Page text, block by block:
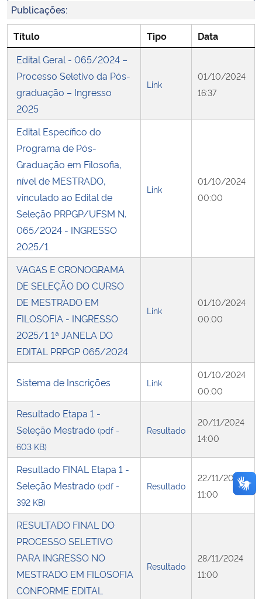
Ministério do Turismo
Ministério do Desenvolvimento Regional
Controladoria-Geral da União
Ministério da Mulher, da Família e dos Direitos Humanos
Secretaria de Governo
Gabinete de Segurança Institucional
Advocacia-Geral da União
Banco Central do Brasil
Planalto
Publicações:
Título Tipo
Data
Edital Geral - 065/2024 –
Processo Seletivo da Pós-
graduação – Ingresso
2025
Link
01/10/2024
16:37
Edital Específico do
Programa de Pós-
Graduação em Filosofia,
nível de MESTRADO,
vinculado ao Edital de
Seleção PRPGP/UFSM N.
065/2024 - INGRESSO
2025/1
Link
01/10/2024
00:00
VAGAS E CRONOGRAMA
DE SELEÇÃO DO CURSO
DE MESTRADO EM
FILOSOFIA - INGRESSO
2025/1 1ª JANELA DO
EDITAL PRPGP 065/2024
Link
01/10/2024
00:00
Sistema de Inscrições Link
01/10/2024
00:00
Resultado Etapa 1 -
Seleção Mestrado (pdf -
603 KB)
Resultado
20/11/2024
14:00
Resultado FINAL Etapa 1 -
Seleção Mestrado (pdf -
392 KB)
Resultado
22/11/2024
11:00
RESULTADO FINAL DO
PROCESSO SELETIVO
PARA INGRESSO NO
MESTRADO EM FILOSOFIA
CONFORME EDITAL
Resultado
28/11/2024
11:00